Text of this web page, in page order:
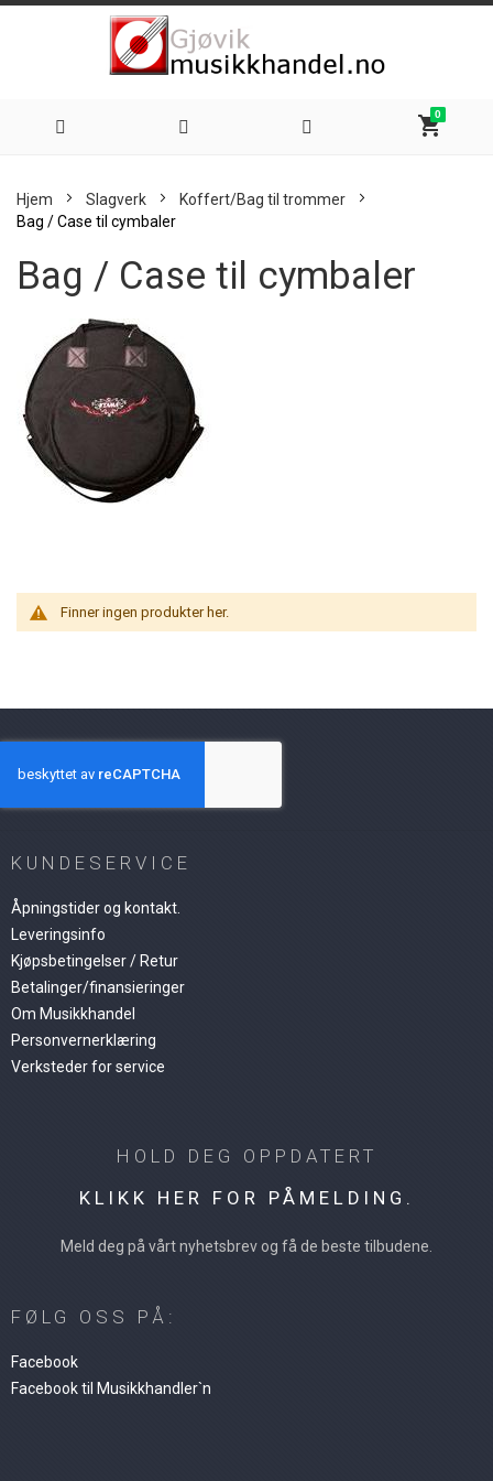
shopping_cart
0
innhold
Hjem Slagverk
Koffert/Bag til trommer
Bag / Case til cymbaler
Bag / Case til cymbaler
Finner ingen produkter her.
KUNDESERVICE
Åpningstider og kontakt.
Leveringsinfo
Kjøpsbetingelser / Retur
Betalinger/finansieringer
Om Musikkhandel
Personvernerklæring
Verksteder for service
HOLD DEG OPPDATERT
KLIKK HER FOR PÅMELDING.
Meld deg på vårt nyhetsbrev og få de beste tilbudene.
FØLG OSS PÅ:
Facebook
Facebook til Musikkhandler`n